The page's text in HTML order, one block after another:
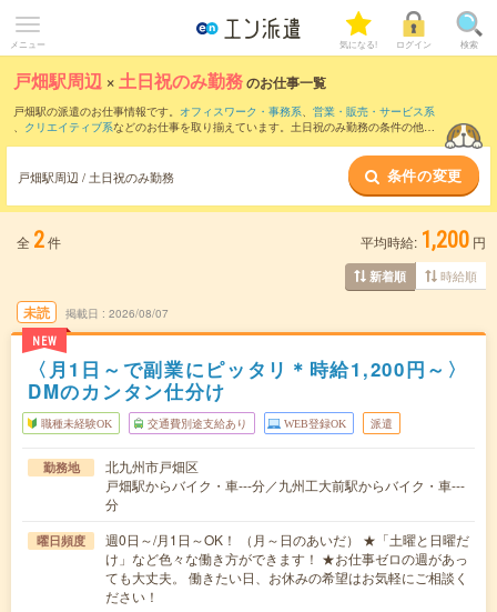
メニュー 気になる! ログイン 検索
戸畑駅周辺 ×土日祝のみ勤務のお仕事一覧
戸畑駅の派遣のお仕事情報です。 オフィスワーク・事務系、 営業・販売・サービス系
、 クリエイティブ系などのお仕事を取り揃えています。土日祝のみ勤務の条件の他
戸畑駅周辺 / 土日祝のみ勤務 条件の変更
全 2件 平均時給: 1,200 円
新着順 時給順
未読
NEW
掲載日 2026/08/07
〈月1日～で副業にピッタリ＊時給1,200円～〉
DMのカンタン仕分け
職種未経験OK 交通費別途支給あり WEB登録OK 派遣
勤務地
北九州市戸畑区
戸畑駅からバイク・車---分／九州工大前駅からバイク・車---
分
曜日頻度
週0日～/月1日～OK！ （月～日のあいだ） ★「土曜と日曜だ
け」など色々な働き方ができます！ ★お仕事ゼロの週があっ
ても大丈夫。 働きたい日、お休みの希望はお気軽にご相談く
ださい！